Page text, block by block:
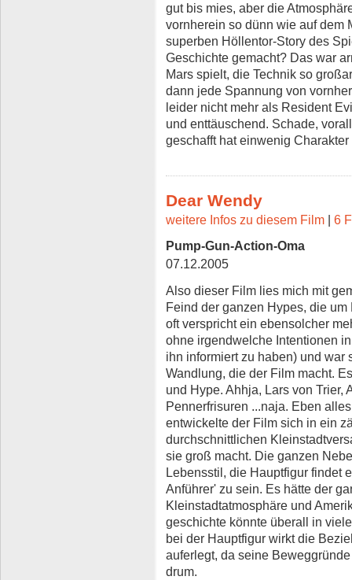
gut bis mies, aber die
vornherein so dünn wie auf dem
superben Höllentor-Story des
Geschichte gemacht? Das war
Mars spielt, die Technik so
dann jede Spannung von
leider nicht mehr als Resident
und enttäuschend. Schade,
geschafft hat einwenig
Dear Wendy
weitere Infos zu diesem Film | 6
Pump-Gun-Action-Oma
07.12.2005
Also dieser Film lies mich mit
Feind der ganzen Hypes, die
oft verspricht ein ebensolcher
ohne irgendwelche Intentionen
ihn informiert zu haben) und war
Wandlung, die der Film macht.
und Hype. Ahhja, Lars von Trier,
Pennerfrisuren ...naja. Eben
entwickelte der Film sich in ein
durchschnittlichen
sie groß macht. Die ganzen
Lebensstil, die Hauptfigur findet
Anführer' zu sein. Es hätte der
Kleinstadtatmosphäre und
geschichte könnte überall in
bei der Hauptfigur wirkt die
auferlegt, da seine
drum.